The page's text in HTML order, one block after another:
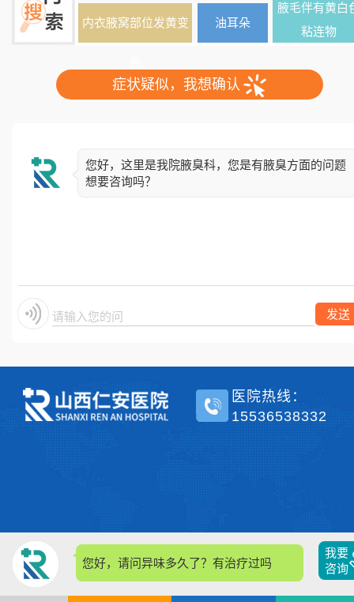
内衣腋窝部位发黄变 油耳朵
腋毛伴有黄白
粘连物
症状疑似，我想确认
您好，这里是我院腋臭科，您是有腋臭方面的问题
想要咨询吗？
请输入您的问题 发送
您好，请问异味多久了？有治疗过吗？
我要
咨询
医院热线：
15536538332